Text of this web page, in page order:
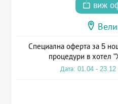
виж
Специална оферта за 5
процедури в хотел
Дата: 01.04 - 23.12